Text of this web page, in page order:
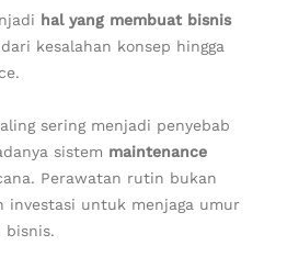
hal yang membuat bisnis
kesalahan konsep hingga
sering menjadi penyebab
sistem maintenance
Perawatan rutin bukan
investasi untuk menjaga umur
bisnis.